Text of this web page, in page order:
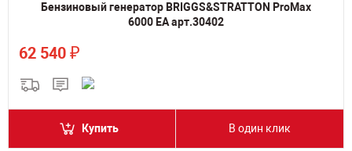
Бензиновый генератор BRIGGS&STRATTON ProMax
6000 EA арт.30402
62 540 ₽
Купить В один клик